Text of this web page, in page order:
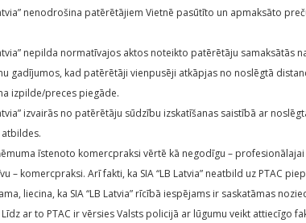
nenodrošina patērētājiem Vietnē pasūtīto un apmaksāto
nepilda normatīvajos aktos noteikto patērētāju samaksātās
gadījumos, kad patērētāji vienpusēji atkāpjas no noslēgtā
izpilde/preces piegāde.
izvairās no patērētāju sūdzību izskatīšanas saistībā ar
īstenoto komercpraksi vērtē kā negodīgu –
– komercpraksi. Arī fakti, ka SIA “LB Latvia” neatbild uz PTAC
liecina, ka SIA “LB Latvia” rīcībā iespējams ir saskatāmas
ar to PTAC ir vērsies Valsts policijā ar lūgumu veikt attiecīgo